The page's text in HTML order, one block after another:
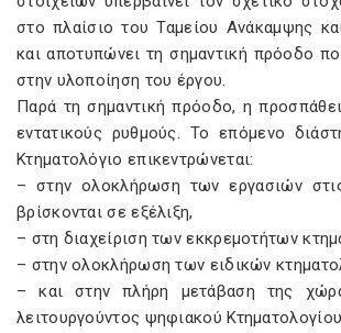
στο πλαίσιο του Ταμείου Ανάκαμψης
και αποτυπώνει τη σημαντική πρόοδο
στην υλοποίηση του έργου.
Παρά τη σημαντική πρόοδο, η
εντατικούς ρυθμούς. Το επόμενο
Κτηματολόγιο επικεντρώνεται:
– στην ολοκλήρωση των εργασιών
βρίσκονται σε εξέλιξη,
– στη διαχείριση των εκκρεμοτήτων
– στην ολοκλήρωση των ειδικών
– και στην πλήρη μετάβαση της
λειτουργούντος ψηφιακού